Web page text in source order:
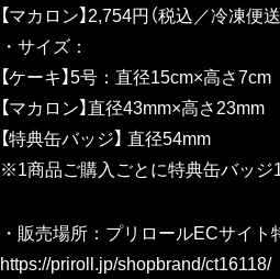
【マカロン】2,754円（税込／冷凍便
・サイズ：
【ケーキ】5号：直径15cm×高さ7cm
【マカロン】直径43mm×高さ
【特典缶バッジ】 直径54mm
※1商品ご購入ごとに特典缶バッジ
・販売場所：プリロールECサイ
https://priroll.jp/shopbrand/ct16118/